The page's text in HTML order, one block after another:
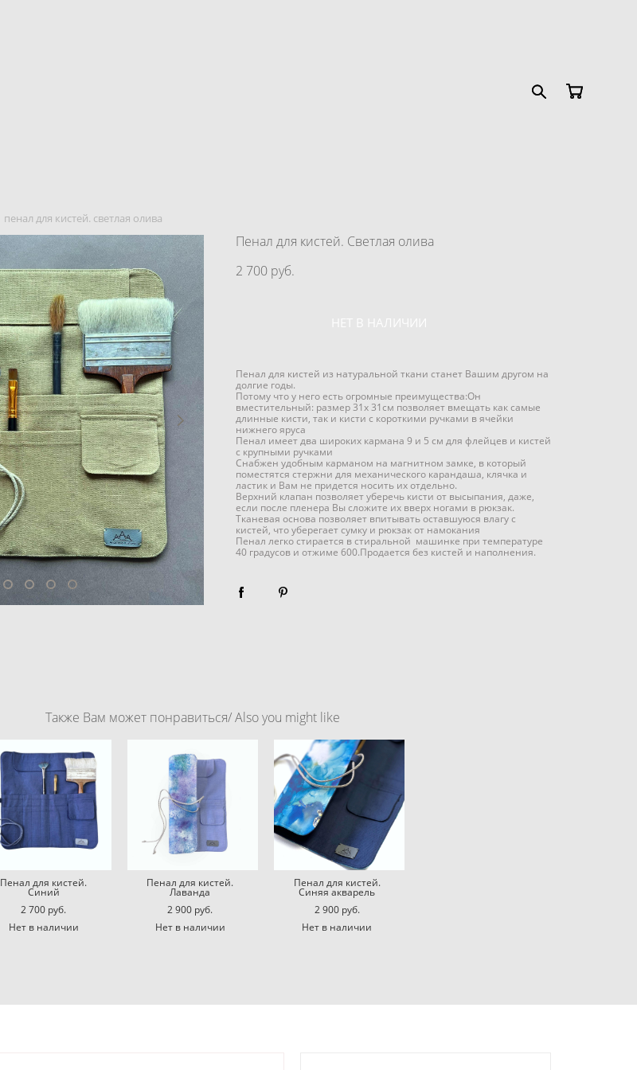
пенал для кистей. светлая олива
Пенал для кистей. Светлая олива
2 700 pуб.
НЕТ В НАЛИЧИИ
Пенал для кистей из натуральной ткани станет Вашим другом на
долгие годы.
Потому что у него есть огромные преимущества:​Он
вместительный: размер 31х 31см позволяет вмещать как самые
длинные кисти, так и кисти с короткими ручками в ячейки
нижнего яруса
Пенал имеет два широких кармана 9 и 5 см для флейцев и кистей
с крупными ручками
Снабжен удобным карманом на магнитном замке, в который
поместятся стержни для механического карандаша, клячка и
ластик и Вам не придется носить их отдельно.
Верхний клапан позволяет уберечь кисти от высыпания, даже,
если после пленера Вы сложите их вверх ногами в рюкзак.
Тканевая основа позволяет впитывать оставшуюся влагу с
кистей, что уберегает сумку и рюкзак от намокания
Пенал легко стирается в стиральной машинке при температуре
40 градусов и отжиме 600.Продается без кистей и наполнения.
Также Вам может понравиться/ Also you might like
Пенал для кистей.
Синий
2 700 pуб.
Нет в наличии
Пенал для кистей.
Лаванда
2 900 pуб.
Нет в наличии
Пенал для кистей.
Синяя акварель
2 900 pуб.
Нет в наличии